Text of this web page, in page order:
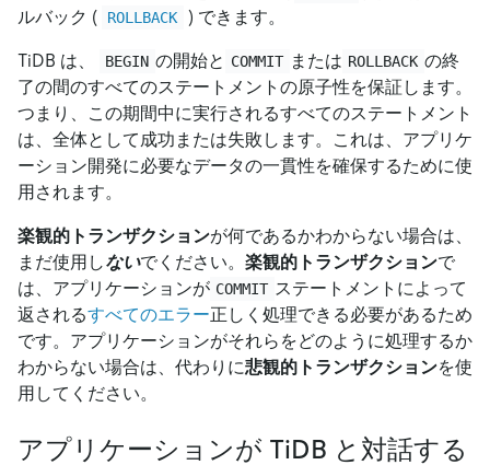
ルバック (
ROLLBACK ) できます。
TiDB は、 BEGIN の開始と COMMIT または ROLLBACK の終
了の間のすべてのステートメントの原子性を保証します。
つまり、この期間中に実行されるすべてのステートメント
は、全体として成功または失敗します。これは、アプリケ
ーション開発に必要なデータの一貫性を確保するために使
用されます。
楽観的トランザクションが何であるかわからない場合は、
まだ使用しないでください。 楽観的トランザクションで
は、アプリケーションが COMMIT ステートメントによって
返されるすべてのエラー正しく処理できる必要があるため
です。アプリケーションがそれらをどのように処理するか
わからない場合は、代わりに悲観的トランザクションを使
用してください。
アプリケーションが TiDB と対話する